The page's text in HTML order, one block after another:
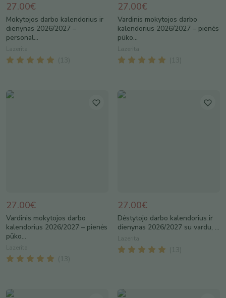
27.00€
Mokytojos darbo kalendorius ir
dienynas 2026/2027 –
personal...
Lazerita
( 13
27.00€
Vardinis mokytojos darbo
kalendorius 2026/2027 – pienės
pūko...
Lazerita
( 13
27.00€
Vardinis mokytojos darbo
kalendorius 2026/2027 – pienės
pūko...
Lazerita
( 13
27.00€
Dėstytojo darbo kalendorius ir
dienynas 2026/2027 su vardu, ...
Lazerita
( 13